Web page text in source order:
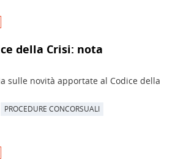
della Crisi: nota
sulle novità apportate al Codice della
PROCEDURE CONCORSUALI